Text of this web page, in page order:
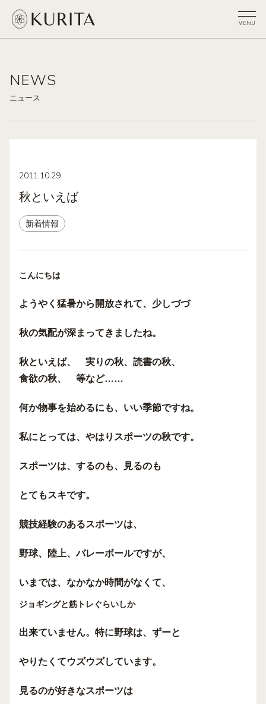
NEWS
ニュース
2011.10.29
秋といえば
新着情報
こんにちは
ようやく猛暑から開放されて、少しづづ
秋の気配が深まってきましたね。
秋といえば、 実りの秋、読書の秋、
食欲の秋、 等など……
何か物事を始めるにも、いい季節ですね。
私にとっては、やはりスポーツの秋です。
スポーツは、するのも、見るのも
とてもスキです。
競技経験のあるスポーツは、
野球、陸上、バレーボールですが、
いまでは、なかなか時間がなくて、
ジョギングと筋トレぐらいしか
出来ていません。特に野球は、ずーと
やりたくてウズウズしています。
見るのが好きなスポーツは